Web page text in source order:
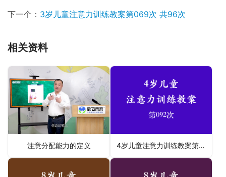
下一个： 3岁儿童注意力训练教案第069次 共96次
相关资料
注意分配能力的定义 4岁儿童注意力训练教案第092次 共96次